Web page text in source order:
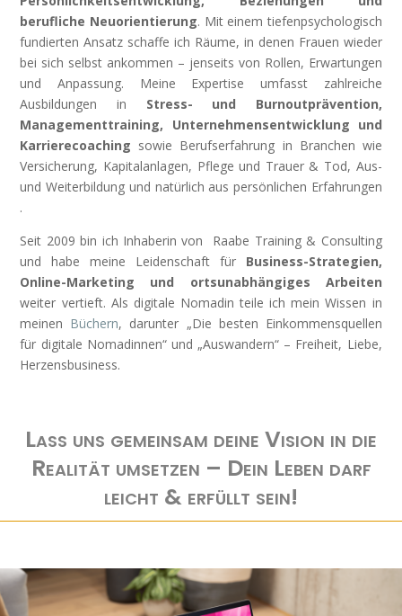
berufliche Neuorientierung. Mit einem tiefenpsychologisch
fundierten Ansatz schaffe ich Räume, in denen Frauen wieder
bei sich selbst ankommen – jenseits von Rollen, Erwartungen
und Anpassung. Meine Expertise umfasst zahlreiche
Ausbildungen in Stress- und Burnoutprävention,
Managementtraining, Unternehmensentwicklung und
Karrierecoaching sowie Berufserfahrung in Branchen wie
Versicherung, Kapitalanlagen, Pflege und Trauer & Tod, Aus-
und Weiterbildung und natürlich aus persönlichen Erfahrungen
.
Seit 2009 bin ich Inhaberin von Raabe Training & Consulting
und habe meine Leidenschaft für Business-Strategien,
Online-Marketing und ortsunabhängiges Arbeiten
weiter vertieft. Als digitale Nomadin teile ich mein Wissen in
meinen Büchern, darunter „Die besten Einkommensquellen
für digitale Nomadinnen“ und „Auswandern“ – Freiheit, Liebe,
Herzensbusiness.
Lass uns gemeinsam deine Vision in die
Realität umsetzen – Dein Leben darf
leicht & erfüllt sein!